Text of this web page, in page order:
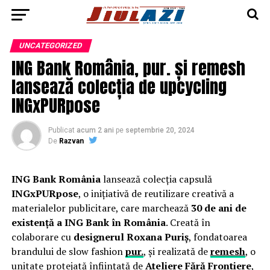
UNCATEGORIZED
ING Bank România, pur. și remesh
lansează colecția de upcycling
INGxPURpose
Publicat acum 2 ani pe septembrie 20, 2024
De Razvan
ING Bank Românialansează colecția capsulă
INGxPURpose, o inițiativă de reutilizare creativă a
materialelor publicitare, care marchează 30 de ani de
existență a ING Bank în România. Creată în
colaborare cu designerul Roxana Puriș, fondatoarea
brandului de slow fashionpur., și realizată deremesh, o
unitate protejată înființată deAteliere Fără Frontiere,